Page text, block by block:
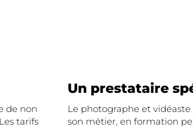
de non
tarifs
Un prestataire
Le photographe et
son métier, en formation